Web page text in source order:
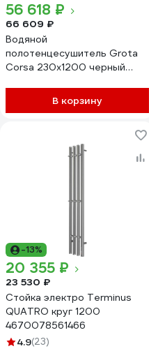
56 618 ₽
66 609 ₽
Водяной
полотенцесушитель Grota
Corsa 230x1200 черный
В корзину
-13%
20 355 ₽
23 530 ₽
Стойка электро Terminus
QUATRO круг 1200
4670078561466
4.9(23)